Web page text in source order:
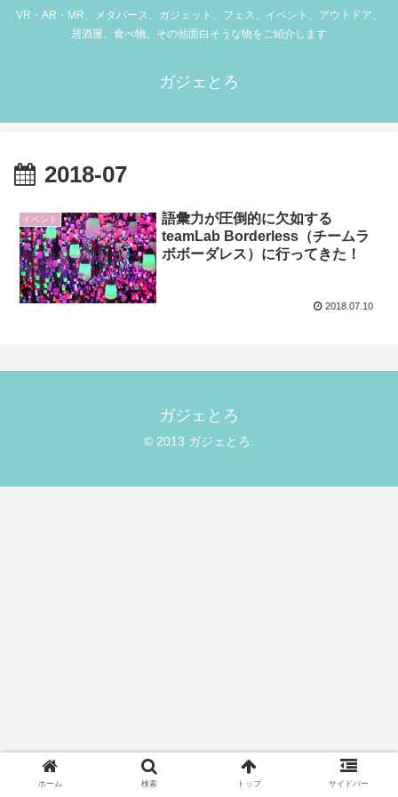
VR・AR・MR、メタバース、ガジェット、フェス、イベント、アウトドア、
居酒屋、食べ物、その他面白そうな物をご紹介します
ガジェとろ
2018-07
イベント
語彙力が圧倒的に欠如する
teamLab Borderless（チームラ
ボボーダレス）に行ってきた！
2018.07.10
ガジェとろ
© 2013 ガジェとろ.
ホーム 検索 トップ サイドバー